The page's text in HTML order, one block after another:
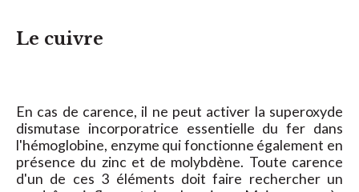
Le cuivre
En cas de carence, il ne peut activer la superoxyde
dismutase incorporatrice essentielle du fer dans
l'hémoglobine, enzyme qui fonctionne également en
présence du zinc et de molybdène. Toute carence
d'un de ces 3 éléments doit faire rechercher un